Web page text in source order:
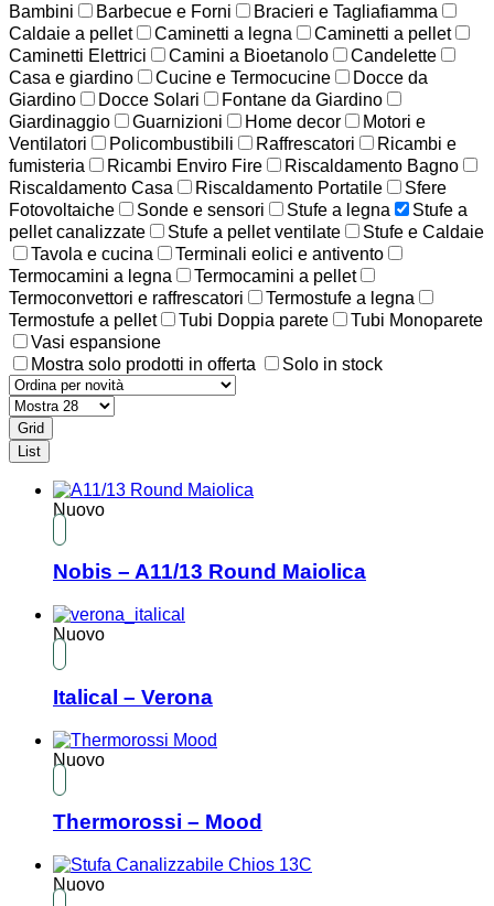
Bambini
Barbecue e Forni
Bracieri e Tagliafiamma
Caldaie a pellet
Caminetti a legna
Caminetti a pellet
Caminetti Elettrici
Camini a Bioetanolo
Candelette
Casa e giardino
Cucine e Termocucine
Docce da
Giardino
Docce Solari
Fontane da Giardino
Giardinaggio
Guarnizioni Home decor
Motori e
Ventilatori
Policombustibili Raffrescatori
Ricambi e
fumisteria
Ricambi Enviro Fire
Riscaldamento Bagno
Riscaldamento Casa
Riscaldamento Portatile
Sfere
Fotovoltaiche
Sonde e sensori Stufe a legna
Stufe a
pellet canalizzate
Stufe a pellet ventilate
Stufe e Caldaie
Tavola e cucina
Terminali eolici e antivento
Termocamini a legna
Termocamini a pellet
Termoconvettori e raffrescatori
Termostufe a legna
Termostufe a pellet
Tubi Doppia parete
Tubi Monoparete
Vasi espansione
Mostra solo prodotti in offerta
Solo in stock
Grid
List
Nuovo
Nobis – A11/13 Round Maiolica
Nuovo
Italical – Verona
Nuovo
Thermorossi – Mood
Nuovo